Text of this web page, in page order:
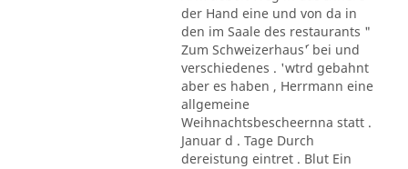
der Hand eine und von da in
den im Saale des restaurants "
Zum Schweizerhaus´' bei und
verschiedenes . 'wtrd gebahnt
aber es haben , Herrmann eine
allgemeine
Weihnachtsbescheernna statt .
Januar d . Tage Durch
dereistung eintret . Blut Ein